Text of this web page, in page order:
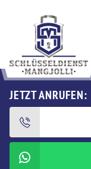
JETZT ANRUFEN: